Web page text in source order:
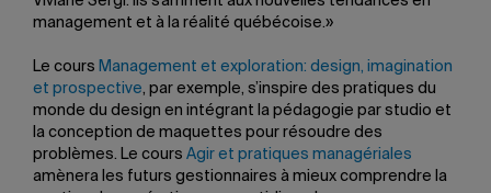
management et à la réalité québécoise.»
Le cours Management et exploration: design, imagination
et prospective, par exemple, s’inspire des pratiques du
monde du design en intégrant la pédagogie par studio et
la conception de maquettes pour résoudre des
problèmes. Le cours Agir et pratiques managériales
amènera les futurs gestionnaires à mieux comprendre la